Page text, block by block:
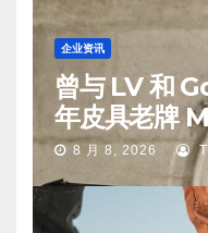
企业资讯
曾与 LV 和
年皮具老牌
手8 月 8, 2026